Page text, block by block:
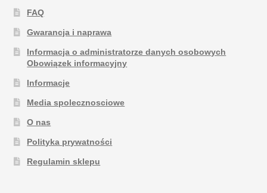
FAQ
Gwarancja i naprawa
Informacja o administratorze danych osobowych
Obowiązek informacyjny
Informacje
Media spolecznosciowe
O nas
Polityka prywatności
Regulamin sklepu